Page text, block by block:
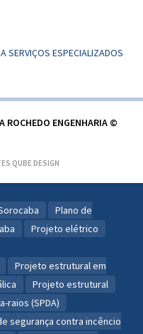
SERVIÇOS ESPECIALIZADOS
ROCHEDO ENGENHARIA ©
QUBE DESIGN
Plano de
Projeto elétrico
Projeto estrutural em
Projeto estrutural
raios (SPDA)
segurança contra incêncio